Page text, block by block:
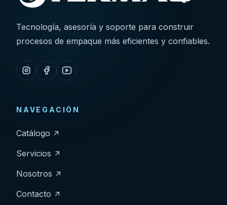
Tecnología, asesoría y soporte para construir
procesos de empaque más eficientes y confiables.
NAVEGACIÓN
Catálogo
Servicios
Nosotros
Contacto